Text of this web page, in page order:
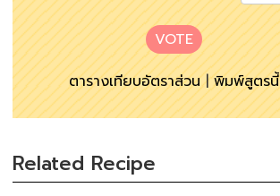
VOTE
ตารางเทียบอัตราส่วน|พิมพ์สูตรนี้
Related Recipe